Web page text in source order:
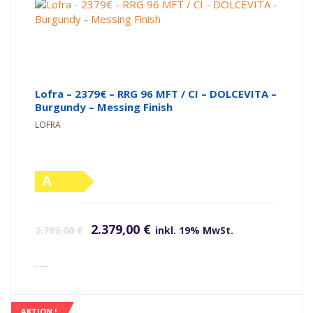
Lofra – 2379€ – RRG 96 MFT / CI – DOLCEVITA –
Burgundy – Messing Finish
LOFRA
A
2.789,00€ 2.379,00 € inkl. 19% MwSt.
inkl. Versandkosten